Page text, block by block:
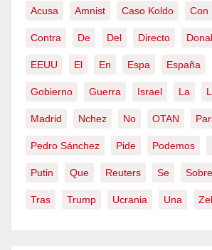
Acusa Amnist Caso Koldo Con
Contra De Del Directo
EEUU El En Espa España
Gobierno Guerra Israel La
Madrid Nchez No OTAN
Pedro Sánchez Pide Podemos
Putin Que Reuters Se Sobre
Tras Trump Ucrania Una